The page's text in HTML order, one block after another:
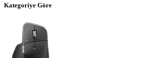
Kategoriye Göre